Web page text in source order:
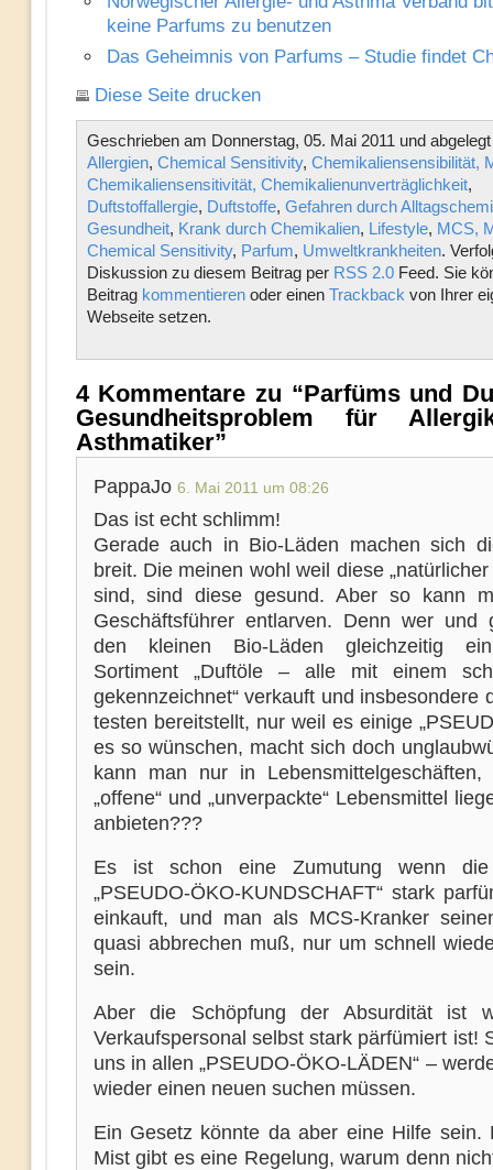
keine Parfums zu benutzen
Das Geheimnis von Parfums – Studie findet
Diese Seite drucken
Geschrieben am Donnerstag, 05. Mai 2011 und
Allergien, Chemical Sensitivity, Chemikaliensensibilität,
Chemikaliensensitivität, Chemikalienunverträglichkeit,
Duftstoffallergie, Duftstoffe, Gefahren durch
Gesundheit, Krank durch Chemikalien, Lifestyle, MCS,
Chemical Sensitivity, Parfum, Umweltkrankheiten.
Diskussion zu diesem Beitrag per RSS 2.0Feed. Sie
Beitrag kommentierenoder einen Trackback von Ihrer
Webseite setzen.
4 Kommentare zu “Parfüms und
Gesundheitsproblem für
Asthmatiker”
PappaJo 6. Mai 2011 um 08:26
Das ist echt schlimm!
Gerade auch in Bio-Läden machen sich
breit. Die meinen wohl weil diese „natürlicher
sind, sind diese gesund. Aber so kann
Geschäftsführer entlarven. Denn wer und
den kleinen Bio-Läden gleichzeitig
Sortiment „Duftöle – alle mit einem
gekennzeichnet“ verkauft und insbesondere
testen bereitstellt, nur weil es einige
es so wünschen, macht sich doch
kann man nur in
„offene“ und „unverpackte“ Lebensmittel
anbieten???
Es ist schon eine Zumutung wenn die
„PSEUDO-ÖKO-KUNDSCHAFT“ stark
einkauft, und man als MCS-Kranker
quasi abbrechen muß, nur um schnell
sein.
Aber die Schöpfung der Absurdität ist
Verkaufspersonal selbst stark pärfümiert ist!
uns in allen „PSEUDO-ÖKO-LÄDEN“ –
wieder einen neuen suchen müssen.
Ein Gesetz könnte da aber eine Hilfe sein.
Mist gibt es eine Regelung, warum denn